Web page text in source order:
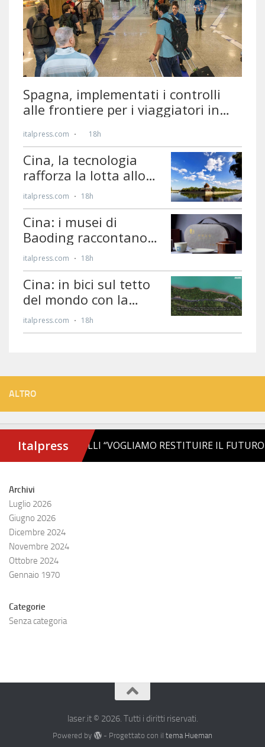
ALTRO
Archivi
Luglio 2026
Giugno 2026
Dicembre 2024
Novembre 2024
Ottobre 2024
Gennaio 1970
Categorie
Senza categoria
laser.it © 2026. Tutti i diritti riservati.
Powered by - Progettato con il tema Hueman